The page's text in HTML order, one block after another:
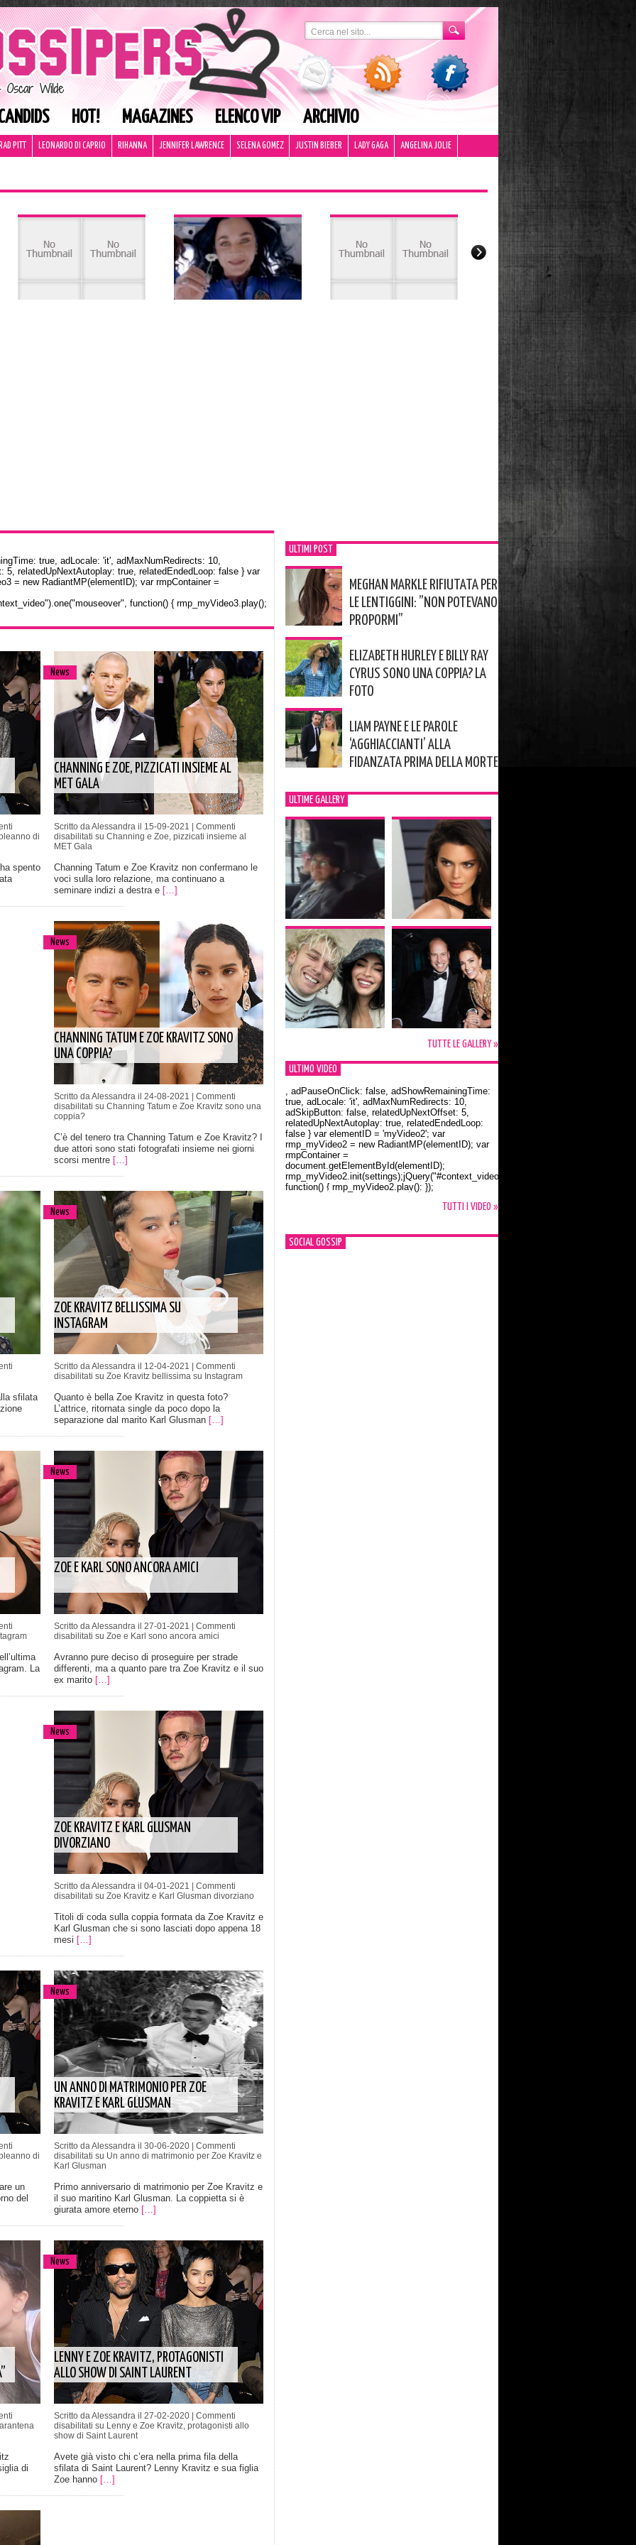
HOT! MAGAZINES ELENCO VIP ARCHIVIO
PITT LEONARDO DI CAPRIO RIHANNA JENNIFER LAWRENCE SELENA GOMEZ JUSTIN BIEBER LADY GAGA ANGELINA JOLIE
true, adLocale: 'it', adMaxNumRedirects: 10,
relatedUpNextAutoplay: true, relatedEndedLoop: false } var
= new RadiantMP(elementID); var rmpContainer =
function() { rmp_myVideo3.play();
di
spento
News
CHANNING E ZOE, PIZZICATI INSIEME AL
MET GALA
Scritto da Alessandra il 15-09-2021 | Commenti
disabilitati su Channing e Zoe, pizzicati insieme al
MET Gala
Channing Tatum e Zoe Kravitz non confermano le
voci sulla loro relazione, ma continuano a
seminare indizi a destra e […]
News
CHANNING TATUM E ZOE KRAVITZ SONO
UNA COPPIA?
Scritto da Alessandra il 24-08-2021 | Commenti
disabilitati su Channing Tatum e Zoe Kravitz sono una
coppia?
C’è del tenero tra Channing Tatum e Zoe Kravitz? I
due attori sono stati fotografati insieme nei giorni
scorsi mentre […]
sfilata
News
ZOE KRAVITZ BELLISSIMA SU
INSTAGRAM
Scritto da Alessandra il 12-04-2021 | Commenti
disabilitati su Zoe Kravitz bellissima su Instagram
Quanto è bella Zoe Kravitz in questa foto?
L’attrice, ritornata single da poco dopo la
separazione dal marito Karl Glusman […]
La
News
ZOE E KARL SONO ANCORA AMICI
Scritto da Alessandra il 27-01-2021 | Commenti
disabilitati su Zoe e Karl sono ancora amici
Avranno pure deciso di proseguire per strade
differenti, ma a quanto pare tra Zoe Kravitz e il suo
ex marito […]
News
ZOE KRAVITZ E KARL GLUSMAN
DIVORZIANO
Scritto da Alessandra il 04-01-2021 | Commenti
disabilitati su Zoe Kravitz e Karl Glusman divorziano
Titoli di coda sulla coppia formata da Zoe Kravitz e
Karl Glusman che si sono lasciati dopo appena 18
mesi […]
di
un
del
News
UN ANNO DI MATRIMONIO PER ZOE
KRAVITZ E KARL GLUSMAN
Scritto da Alessandra il 30-06-2020 | Commenti
disabilitati su Un anno di matrimonio per Zoe Kravitz e
Karl Glusman
Primo anniversario di matrimonio per Zoe Kravitz e
il suo maritino Karl Glusman. La coppietta si è
giurata amore eterno […]
di
News
LENNY E ZOE KRAVITZ, PROTAGONISTI
ALLO SHOW DI SAINT LAURENT
Scritto da Alessandra il 27-02-2020 | Commenti
disabilitati su Lenny e Zoe Kravitz, protagonisti allo
show di Saint Laurent
Avete già visto chi c’era nella prima fila della
sfilata di Saint Laurent? Lenny Kravitz e sua figlia
Zoe hanno […]
ULTIMI POST
MEGHAN MARKLE RIFIUTATA PER
LE LENTIGGINI: ”NON POTEVANO
PROPORMI”
ELIZABETH HURLEY E BILLY RAY
CYRUS SONO UNA COPPIA? LA
FOTO
LIAM PAYNE E LE PAROLE
‘AGGHIACCIANTI’ ALLA
FIDANZATA PRIMA DELLA MORTE
ULTIME GALLERY
TUTTE LE GALLERY »
ULTIMO VIDEO
Orlando Bloom e la t-shirt dedicata a Flynn
, adPauseOnClick: false, adShowRemainingTime:
true, adLocale: 'it', adMaxNumRedirects: 10,
adSkipButton: false, relatedUpNextOffset: 5,
relatedUpNextAutoplay: true, relatedEndedLoop:
false } var elementID = 'myVideo2'; var
rmp_myVideo2 = new RadiantMP(elementID); var
rmpContainer =
document.getElementById(elementID);
rmp_myVideo2.init(settings);jQuery("#context_video2").one("mouseover",
function() { rmp_myVideo2.play(); });
TUTTI I VIDEO »
SOCIAL GOSSIP